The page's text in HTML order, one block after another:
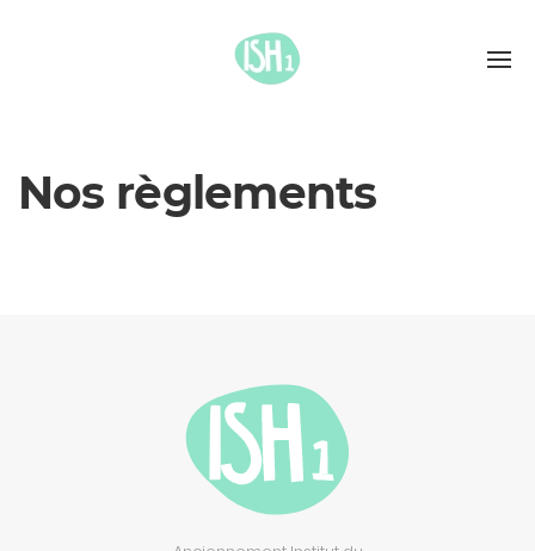
Nos règlements